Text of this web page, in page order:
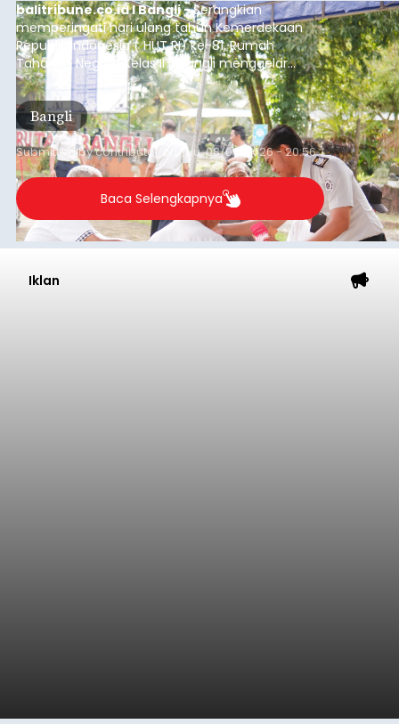
balitribune.co.id I Bangli -Serangkian
memperingati hari ulang tahun Kemerdekaan
Republik Indonesia ( HUT RI) ke-81, Rumah
Tahanan Negara Kelas II B Bangli menggelar
kegiatan pemeriksaan kesehatan gratis, Rabu
(6/8/2026).
Bangli
Submitted bycontributor Thu, 08/06/2026 - 20:56
Baca Selengkapnya
Iklan